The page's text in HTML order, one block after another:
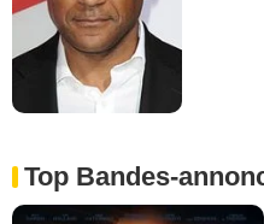
Top Bandes-